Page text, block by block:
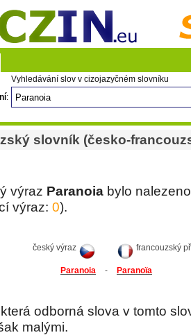
Vyhledávání slov v cizojazyčném slovníku
:
slovník (česko-
výraz Paranoia bylo
výraz: 0).
český výraz francouzský
Paranoia - Paranoïa
odborná slova v tomto
malými.